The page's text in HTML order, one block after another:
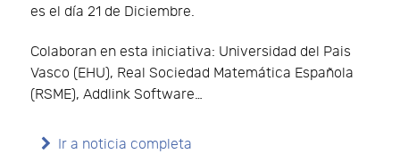
es el día 21 de Diciembre.
Colaboran en esta iniciativa: Universidad del Pais
Vasco (EHU), Real Sociedad Matemática Española
(RSME), Addlink Software…
Ir a noticia completa